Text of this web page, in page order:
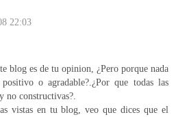
22:03
blog es de tu opinion, ¿Pero porque nada
o agradable?.¿Por que todas las
no constructivas?.
vistas en tu blog, veo que dices que el